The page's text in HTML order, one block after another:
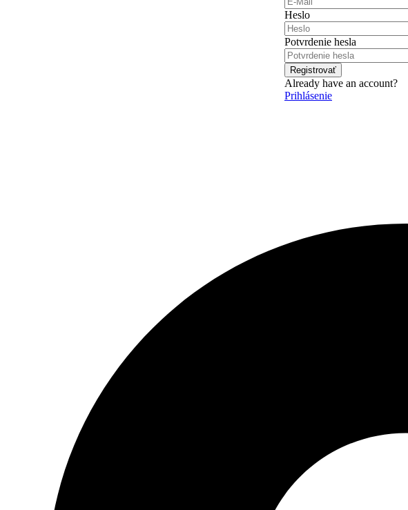
Heslo
Potvrdenie hesla
Registrovať
Already have an account?
Prihlásenie